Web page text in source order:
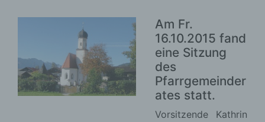
Am Fr.
16.10.2015 fand
eine Sitzung
des
Pfarrgemeinder
ates statt.
Vorsitzende Kathrin